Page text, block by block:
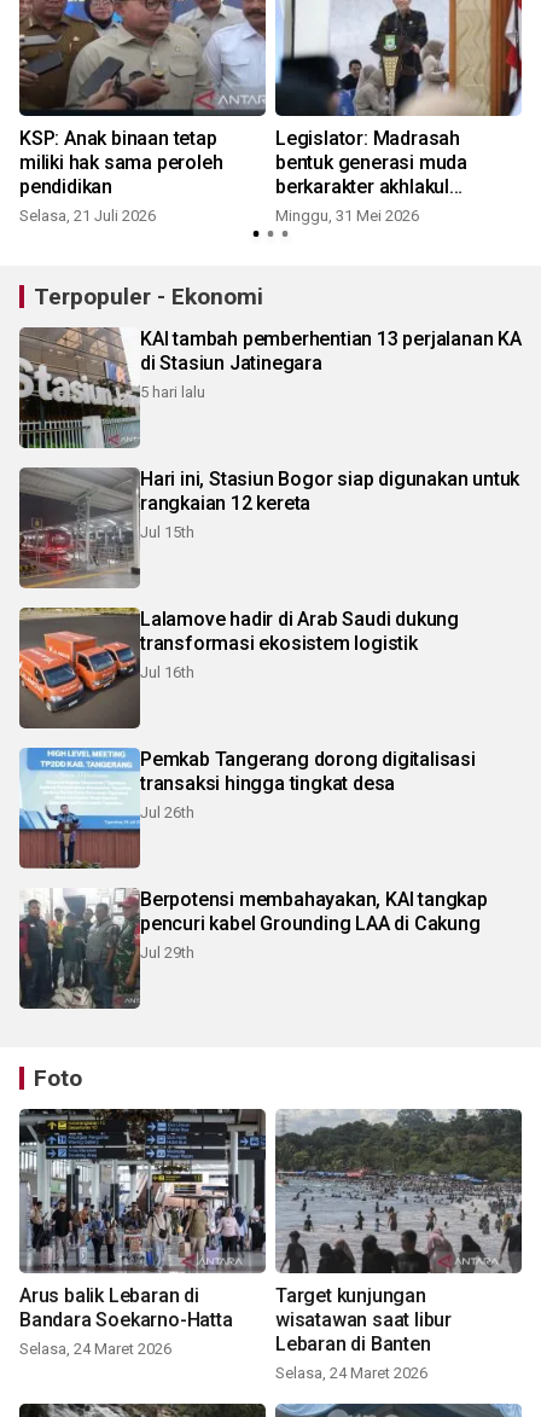
KSP: Anak binaan tetap
miliki hak sama peroleh
pendidikan
Selasa, 21 Juli 2026
Legislator: Madrasah
bentuk generasi muda
berkarakter akhlakul
karimah
Minggu, 31 Mei 2026
Terpopuler - Ekonomi
KAI tambah pemberhentian 13 perjalanan KA
di Stasiun Jatinegara
5 hari lalu
Hari ini, Stasiun Bogor siap digunakan untuk
rangkaian 12 kereta
Jul 15th
Lalamove hadir di Arab Saudi dukung
transformasi ekosistem logistik
Jul 16th
Pemkab Tangerang dorong digitalisasi
transaksi hingga tingkat desa
Jul 26th
Berpotensi membahayakan, KAI tangkap
pencuri kabel Grounding LAA di Cakung
Jul 29th
Foto
Arus balik Lebaran di
Bandara Soekarno-Hatta
Selasa, 24 Maret 2026
Target kunjungan
wisatawan saat libur
Lebaran di Banten
Selasa, 24 Maret 2026